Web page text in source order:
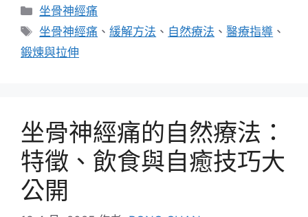
分
類
坐骨神經痛
標
籤
坐骨神經痛 、緩解方法 、 自然療法 、醫療指導 、
鍛煉與拉伸
坐骨神經痛的自然療法：
特徵、飲食與自癒技巧大
公開